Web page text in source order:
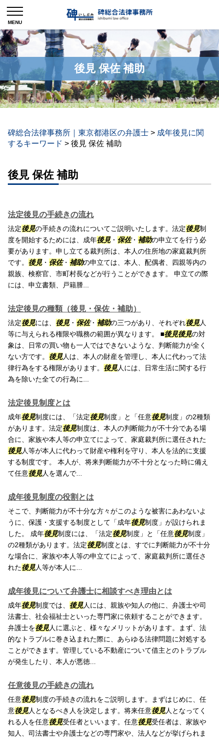
後見 保佐 補助
碑総合法律事務所｜東京都港区の弁護士 > 成年後見に関
するキーワード > 後見 保佐 補助
後見 保佐 補助
法定後見の手続きの流れ
法定後見の手続きの流れについてご説明いたします。法定後見制
度を開始するためには、成年後見・ 保佐・ 補助の申立てを行う必
要があります。申し立てる裁判所は、本人の住所地の家庭裁判所
です。 後見・ 保佐・ 補助の申立ては、本人、配偶者、四親等内の
親族、検察官、市町村長などが行うことができます。 申立ての際
には、申立書類、戸籍謄...
法定後見の種類（後見・保佐・補助）
法定後見には、 後見・ 保佐・ 補助の三つがあり、それぞれ後見人
等に与えられる権限や職務の範囲が異なります。 ■後見後見の対
象は、日常の買い物も一人ではできないような、判断能力が全く
ない方です。 後見人は、本人の財産を管理し、本人に代わって法
律行為をする権限があります。 後見人には、日常生活に関する行
為を除いた全ての行為に...
法定後見制度とは
成年後見制度には、「法定後見制度」と「任意後見制度」の2種類
があります。法定後見制度は、本人の判断能力が不十分である場
合に、家族や本人等の申立てによって、家庭裁判所に選任された
後見人等が本人に代わって財産や権利を守り、本人を法的に支援
する制度です。 本人が、将来判断能力が不十分となった時に備え
て任意後見人を選んで...
成年後見制度の役割とは
そこで、判断能力が不十分な方々がこのような被害にあわないよ
うに、保護・支援する制度として「成年後見制度」が設けられま
した。 成年後見制度には、「法定後見制度」と「任意後見制度」
の2種類があります。法定後見制度とは、すでに判断能力が不十分
な場合に、家族や本人等の申立てによって、家庭裁判所に選任さ
れた後見人等が本人に...
成年後見について弁護士に相談すべき理由とは
成年後見制度では、 後見人には、親族や知人の他に、弁護士や司
法書士、社会福祉士といった専門家に依頼することができます。
弁護士を後見人に選ぶと、様々なメリットがあります。まず、法
的なトラブルに巻き込まれた際に、あらゆる法律問題に対処する
ことができます。管理している不動産について借主とのトラブル
が発生したり、本人が悪徳...
任意後見の手続きの流れ
任意後見制度の手続きの流れをご説明します。まずはじめに、任
意後見人となるべき人を決定します。将来任意後見人となってく
れる人を任意後見受任者といいます。任意後見受任者は、家族や
知人、司法書士や弁護士などの専門家や、法人などが挙げられま